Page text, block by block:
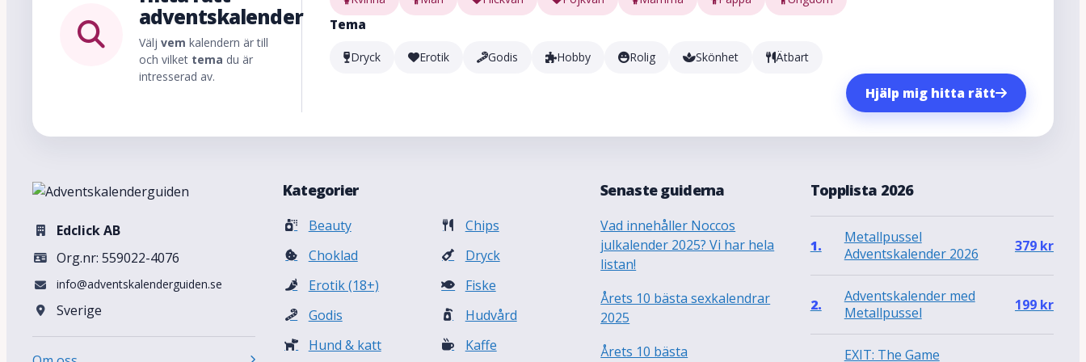
adventskalender
Välj vem kalendern är till
och vilket tema du är
intresserad av.
Tema
Dryck Erotik Godis Hobby Rolig Skönhet Ätbart
Hjälp mig hitta rätt
Edclick AB
Org.nr: 559022-4076
info@adventskalenderguiden.se
Sverige
Kategorier
Beauty
Chips
Choklad
Dryck
Erotik (18+)
Fiske
Godis
Hudvård
Hund & katt
Kaffe
Senaste guiderna
Vad innehåller Noccos
julkalender 2025? Vi har hela
listan!
Årets 10 bästa sexkalendrar
2025
Årets 10 bästa
Topplista 2026
1.
Metallpussel
Adventskalender 2026
379 kr
2.
Adventskalender med
Metallpussel
199 kr
EXIT: The Game